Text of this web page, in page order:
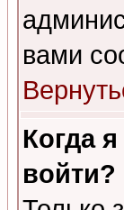
вами
Когда
войти?